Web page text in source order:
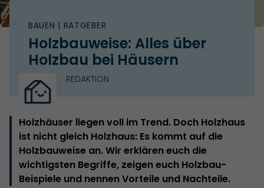
BAUEN | RATGEBER
Holzbauweise: Alles über
Holzbau bei Häusern
REDAKTION
Holzhäuser liegen voll im Trend. Doch Holzhaus
ist nicht gleich Holzhaus: Es kommt auf die
Holzbauweise an. Wir erklären euch die
wichtigsten Begriffe, zeigen euch Holzbau-
Beispiele und nennen Vorteile und Nachteile.